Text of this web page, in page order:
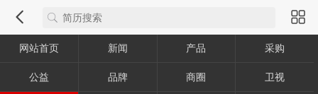
网站首页 新闻 产品 采购
公益 品牌 商圈 卫视